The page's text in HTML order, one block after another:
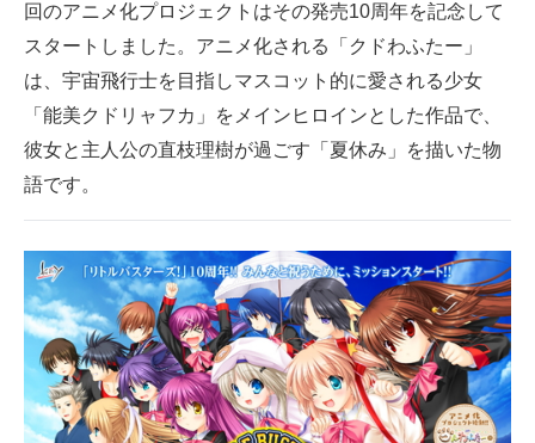
回のアニメ化プロジェクトはその発売10周年を記念して
スタートしました。アニメ化される「クドわふたー」
は、宇宙飛行士を目指しマスコット的に愛される少女
「能美クドリャフカ」をメインヒロインとした作品で、
彼女と主人公の直枝理樹が過ごす「夏休み」を描いた物
語です。